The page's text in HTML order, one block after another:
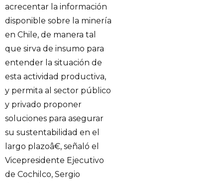
acrecentar la información
disponible sobre la minería
en Chile, de manera tal
que sirva de insumo para
entender la situación de
esta actividad productiva,
y permita al sector público
y privado proponer
soluciones para asegurar
su sustentabilidad en el
largo plazoâ€, señaló el
Vicepresidente Ejecutivo
de Cochilco, Sergio